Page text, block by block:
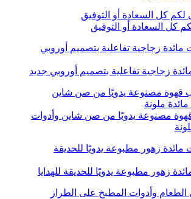
كل السعادة أو التوفيق
زجاجية تفاعلية بتصميم أوروبي جديد
مصنوعة يدويًا من صن شاين وأدوات
زهور مطبوعة يدويًا للحديقة للهدايا